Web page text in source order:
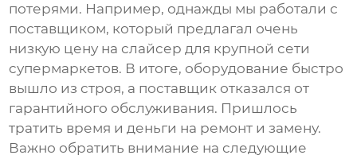
потерями. Например, однажды мы работали с
поставщиком, который предлагал очень
низкую цену на слайсер для крупной сети
супермаркетов. В итоге, оборудование быстро
вышло из строя, а поставщик отказался от
гарантийного обслуживания. Пришлось
тратить время и деньги на ремонт и замену.
Важно обратить внимание на следующие